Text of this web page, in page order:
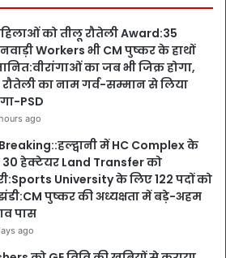
को तीलू रौतेली Award:35
Workers भी CM पुष्कर के हाथों
का जब भी जिक्र होगा,
का नाम गर्व-सम्मान से लिया
PSD
ago
में HC Complex के
हेक्टेयर Land Transfer को
University के लिए 122 पदों को
पुष्कर की अध्यक्षता में बड़े-अहम
पास
ago